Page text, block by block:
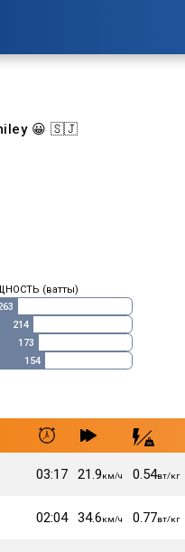
😀 🇸🇯
(ватты)
214
173
154
03:17 21.9км/ч 0.54вт/кг
02:04 34.6км/ч 0.77вт/кг